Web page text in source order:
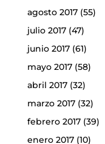
agosto 2017(55)
julio 2017(47)
junio 2017(61)
mayo 2017(58)
abril 2017(32)
marzo 2017(32)
febrero 2017(39)
enero 2017(10)